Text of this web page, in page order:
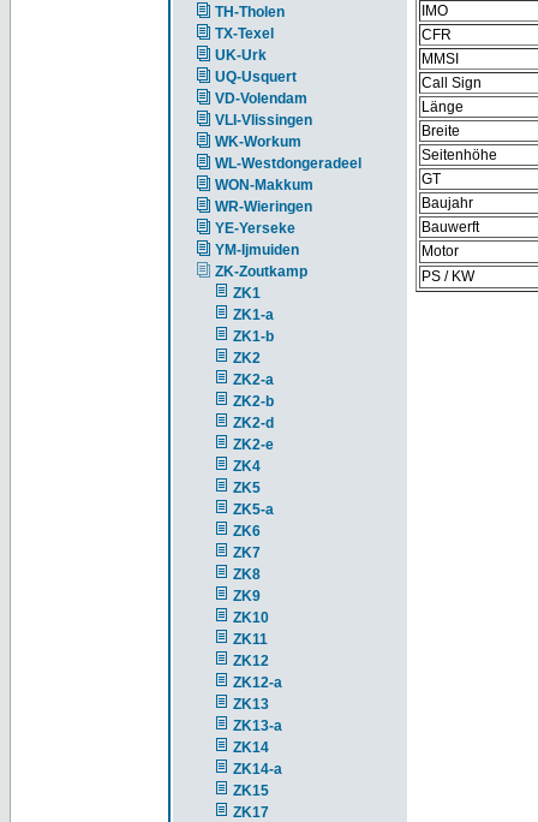
TH-Tholen
TX-Texel
UK-Urk
UQ-Usquert
VD-Volendam
VLI-Vlissingen
WK-Workum
WL-Westdongeradeel
WON-Makkum
WR-Wieringen
YE-Yerseke
YM-Ijmuiden
ZK-Zoutkamp
ZK1
ZK1-a
ZK1-b
ZK2
ZK2-a
ZK2-b
ZK2-d
ZK2-e
ZK4
ZK5
ZK5-a
ZK6
ZK7
ZK8
ZK9
ZK10
ZK11
ZK12
ZK12-a
ZK13
ZK13-a
ZK14
ZK14-a
ZK15
ZK17
IMO
CFR
MMSI
Call Sign
Länge
Breite
Seitenhöhe
GT
Baujahr
Bauwerft
Motor
PS / KW